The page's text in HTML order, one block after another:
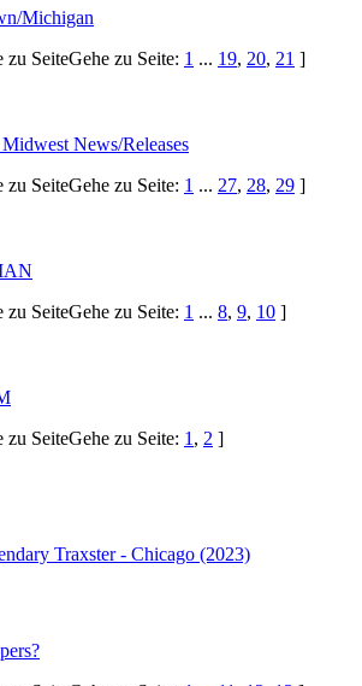
Michigan
Gehe zu Seite: 1 ... 19, 20, 21 ]
News/Releases
Gehe zu Seite: 1 ... 27, 28, 29 ]
Gehe zu Seite: 1 ... 8, 9, 10 ]
Gehe zu Seite: 1 , 2 ]
Traxster - Chicago (2023)